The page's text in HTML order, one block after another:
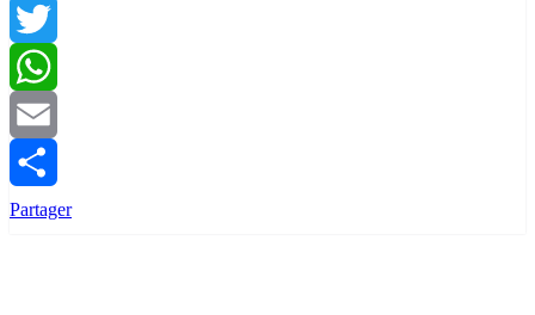
Facebook
Twitter
WhatsApp
Email
Partager